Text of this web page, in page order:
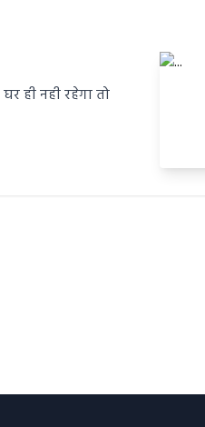
ही नही रहेगा तो